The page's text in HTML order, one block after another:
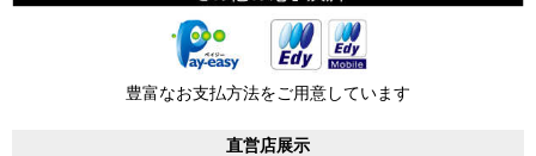
豊富なお支払方法をご用意しています
直営店展示